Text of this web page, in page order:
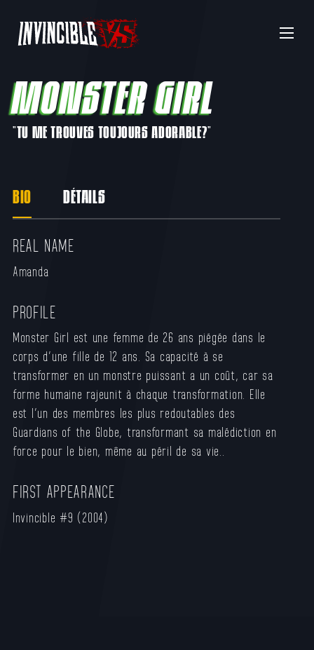
Menu
MONSTER GIRL
"TU ME TROUVES TOUJOURS ADORABLE?"
BIO DÉTAILS
REAL NAME
Amanda
PROFILE
Monster Girl est une femme de 26 ans piégée dans le
corps d’une fille de 12 ans. Sa capacité à se
transformer en un monstre puissant a un coût, car sa
forme humaine rajeunit à chaque transformation. Elle
est l’un des membres les plus redoutables des
Guardians of the Globe, transformant sa malédiction en
force pour le bien, même au péril de sa vie.
FIRST APPEARANCE
Invincible #9 (2004)